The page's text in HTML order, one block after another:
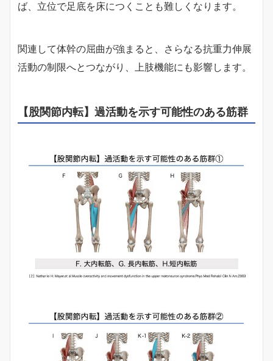
ば、立位で足底を床につくことも難しくなります。
関連して体幹の屈曲が強まると、さらなる抗重力伸展
活動の制限へとつながり、上肢機能にも影響します。
【股関節内転】過活動を示す可能性のある筋群